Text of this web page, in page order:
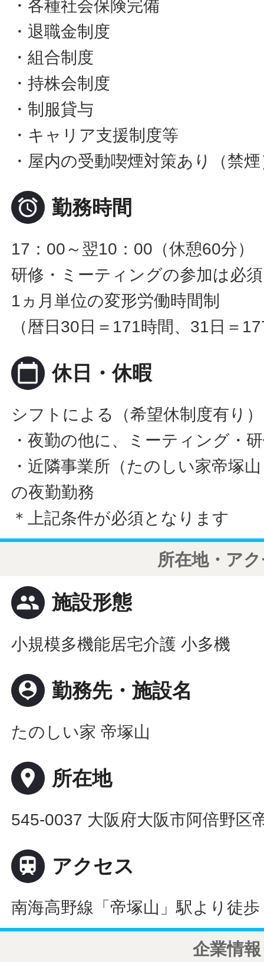
・各種社会保険完備
・退職金制度
・組合制度
・持株会制度
・制服貸与
・キャリア支援制度等
・屋内の受動喫煙対策あり（禁
 勤務時間
17：00～翌10：00（休憩60分）
研修・ミーティングの参加は必須
1ヵ月単位の変形労働時間制
（暦日30日＝171時間、31日＝
calendar_today 休日・休暇
シフトによる（希望休制度有り）
・夜勤の他に、ミーティング・
・近隣事業所（たのしい家帝塚
の夜勤勤務
＊上記条件が必須となります
所在地・ア
people 施設形態
小規模多機能居宅介護 小多機
person_pin 勤務先・施設名
たのしい家 帝塚山
place 所在地
545-0037 大阪府大阪市阿倍野区
 アクセス
南海高野線「帝塚山」駅より徒
企業情報